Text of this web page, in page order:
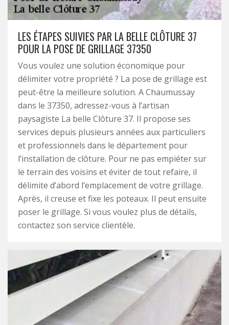
LES ÉTAPES SUIVIES PAR LA BELLE CLÔTURE 37
POUR LA POSE DE GRILLAGE 37350
Vous voulez une solution économique pour
délimiter votre propriété ? La pose de grillage est
peut-être la meilleure solution. A Chaumussay
dans le 37350, adressez-vous à l’artisan
paysagiste La belle Clôture 37. Il propose ses
services depuis plusieurs années aux particuliers
et professionnels dans le département pour
l’installation de clôture. Pour ne pas empiéter sur
le terrain des voisins et éviter de tout refaire, il
délimite d’abord l’emplacement de votre grillage.
Après, il creuse et fixe les poteaux. Il peut ensuite
poser le grillage. Si vous voulez plus de détails,
contactez son service clientèle.